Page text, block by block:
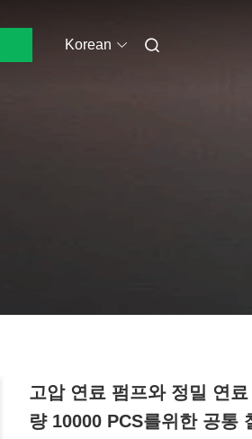
Korean
고압 연료 펌프와 정밀 연
량 10000 PCS를위한 공통